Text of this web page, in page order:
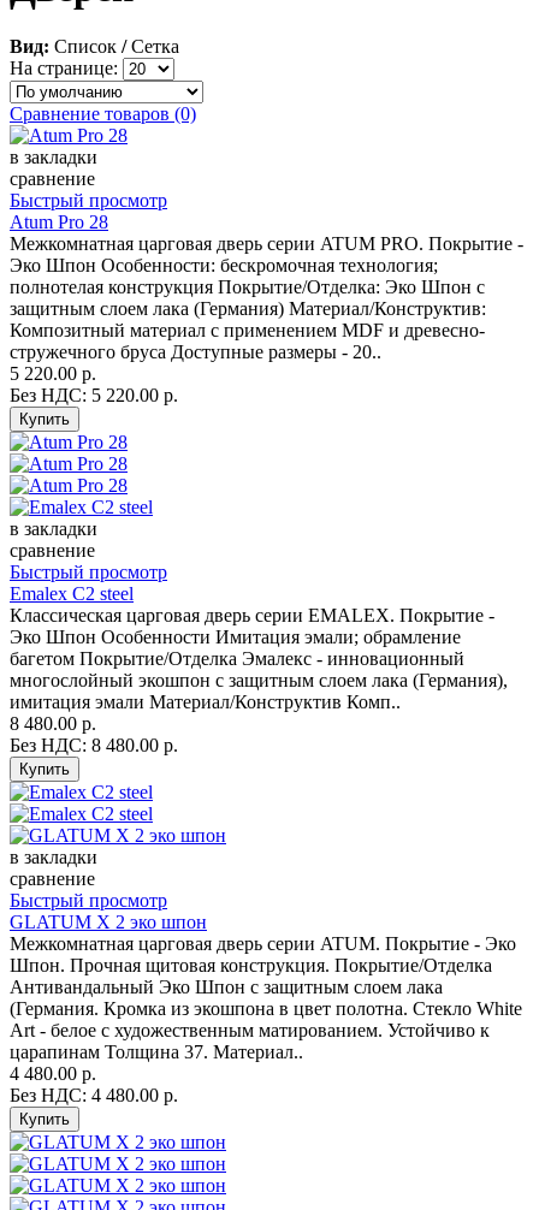
Вид: Список / Сетка
На странице:
Сравнение товаров (0)
в закладки
сравнение
Быстрый просмотр
Atum Pro 28
Межкомнатная царговая дверь серии ATUM PRO. Покрытие -
Эко Шпон Особенности: бескромочная технология;
полнотелая конструкция Покрытие/Отделка: Эко Шпон с
защитным слоем лака (Германия) Материал/Конструктив:
Композитный материал с применением MDF и древесно-
стружечного бруса Доступные размеры - 20..
5 220.00 р.
Без НДС: 5 220.00 р.
в закладки
сравнение
Быстрый просмотр
Emalex С2 steel
Классическая царговая дверь cерии EMALEX. Покрытие -
Эко Шпон Особенности Имитация эмали; обрамление
багетом Покрытие/Отделка Эмалекс - инновационный
многослойный экошпон с защитным слоем лака (Германия),
имитация эмали Материал/Конструктив Комп..
8 480.00 р.
Без НДС: 8 480.00 р.
в закладки
сравнение
Быстрый просмотр
GLATUM X 2 эко шпон
Межкомнатная царговая дверь серии ATUM. Покрытие - Эко
Шпон. Прочная щитовая конструкция. Покрытие/Отделка
Антивандальный Эко Шпон с защитным слоем лака
(Германия. Кромка из экошпона в цвет полотна. Стекло White
Art - белое с художественным матированием. Устойчиво к
царапинам Толщина 37. Материал..
4 480.00 р.
Без НДС: 4 480.00 р.